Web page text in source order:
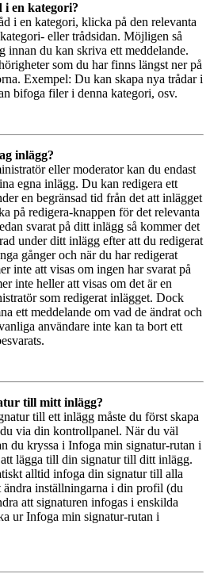
en kategori?
i en kategori, klicka på den relevanta
eller trådsidan. Möjligen så
innan du kan skriva ett meddelande.
som du har finns längst ner på
Exempel: Du kan skapa nya trådar i
bifoga filer i denna kategori, osv.
inlägg?
eller moderator kan du endast
egna inlägg. Du kan redigera ett
en begränsad tid från det att inlägget
på redigera-knappen för det relevanta
svarat på ditt inlägg så kommer det
under ditt inlägg efter att du redigerat
gånger och när du har redigerat
inte att visas om ingen har svarat på
inte heller att visas om det är en
som redigerat inlägget. Dock
ett meddelande om vad de ändrat och
användare inte kan ta bort ett
till mitt inlägg?
till ett inlägg måste du först skapa
via din kontrollpanel. När du väl
du kryssa i Infoga min signatur-rutan i
lägga till din signatur till ditt inlägg.
alltid infoga din signatur till alla
ändra inställningarna i din profil (du
att signaturen infogas i enskilda
ur Infoga min signatur-rutan i